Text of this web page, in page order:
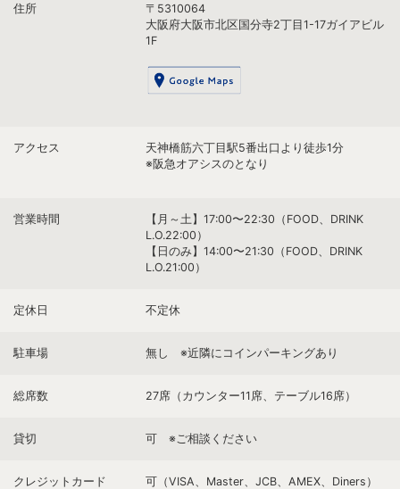
住所
〒5310064
大阪府大阪市北区国分寺2丁目1-17ガイアビル
1F
アクセス
天神橋筋六丁目駅5番出口より徒歩1分
※阪急オアシスのとなり
営業時間
【月～土】17:00〜22:30（FOOD、DRINK
L.O.22:00）
【日のみ】14:00〜21:30（FOOD、DRINK
L.O.21:00）
定休日 不定休
駐車場 無し ※近隣にコインパーキングあり
総席数 27席（カウンター11席、テーブル16席）
貸切 可 ※ご相談ください
クレジットカード 可（VISA、Master、JCB、AMEX、Diners）